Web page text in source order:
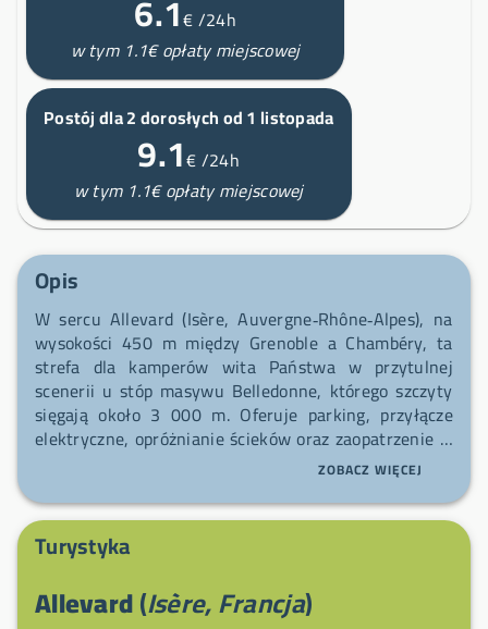
€/24h
w tym 1.1€ opłaty miejscowej
Postój dla 2 dorosłych od 1 listopada
9.1€/24h
w tym 1.1€ opłaty miejscowej
Opis
W sercu Allevard (Isère, Auvergne‑Rhône‑Alpes), na
wysokości 450 m między Grenoble a Chambéry, ta
strefa dla kamperów wita Państwa w przytulnej
scenerii u stóp masywu Belledonne, którego szczyty
sięgają około 3 000 m. Oferuje parking, przyłącze
elektryczne, opróżnianie ścieków oraz zaopatrzenie w
wodę pitną. Zalecana rezerwacja online przed
przyjazdem. Skorzystajcie także z cotygodniowych
targów (czwartek Place de Verdun, niedziela Place de
la Résistance) oraz z letnich nocnych targów we
wtorki od 19:00 do 22:00.
ZOBACZ WIĘCEJ
Turystyka
Allevard(Isère, Francja)